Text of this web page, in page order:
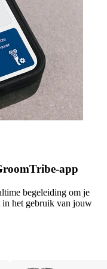
app
begeleiding om je
in het gebruik van jouw